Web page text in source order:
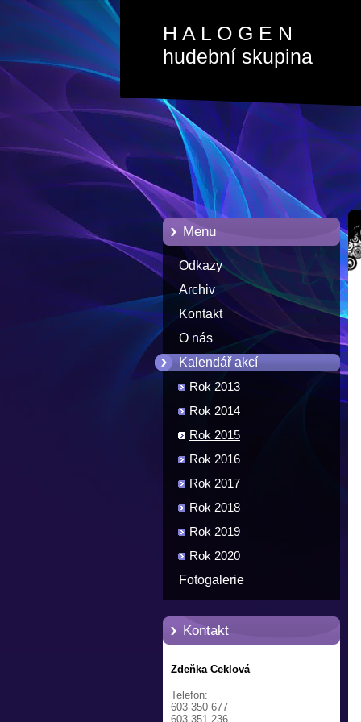
H A L O G E N
hudební skupina
Menu
Odkazy
Archiv
Kontakt
O nás
Kalendář akcí
Rok 2013
Rok 2014
Rok 2015
Rok 2016
Rok 2017
Rok 2018
Rok 2019
Rok 2020
Fotogalerie
Kontakt
Zdeňka Ceklová
Telefon:
603 350 677
603 351 236